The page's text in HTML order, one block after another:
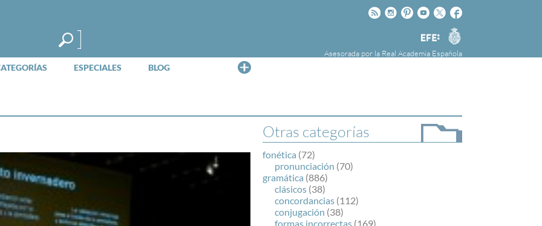
Facebook
Twitter
Youtube
Pinteres
Instagram
Rss
Agencia
EFE
Asesorada por la Real Academia Española
ESPECIALES BLOG
la Agencia Efe y la Real Academia Española,
cuyo objetivo es colaborar con el buen uso del
español en los medios de comunicación y en
Internet.
Otras categorías
fonética (72)
pronunciación (70)
gramática (886)
clásicos (38)
concordancias (112)
conjugación (38)
formas incorrectas (169)